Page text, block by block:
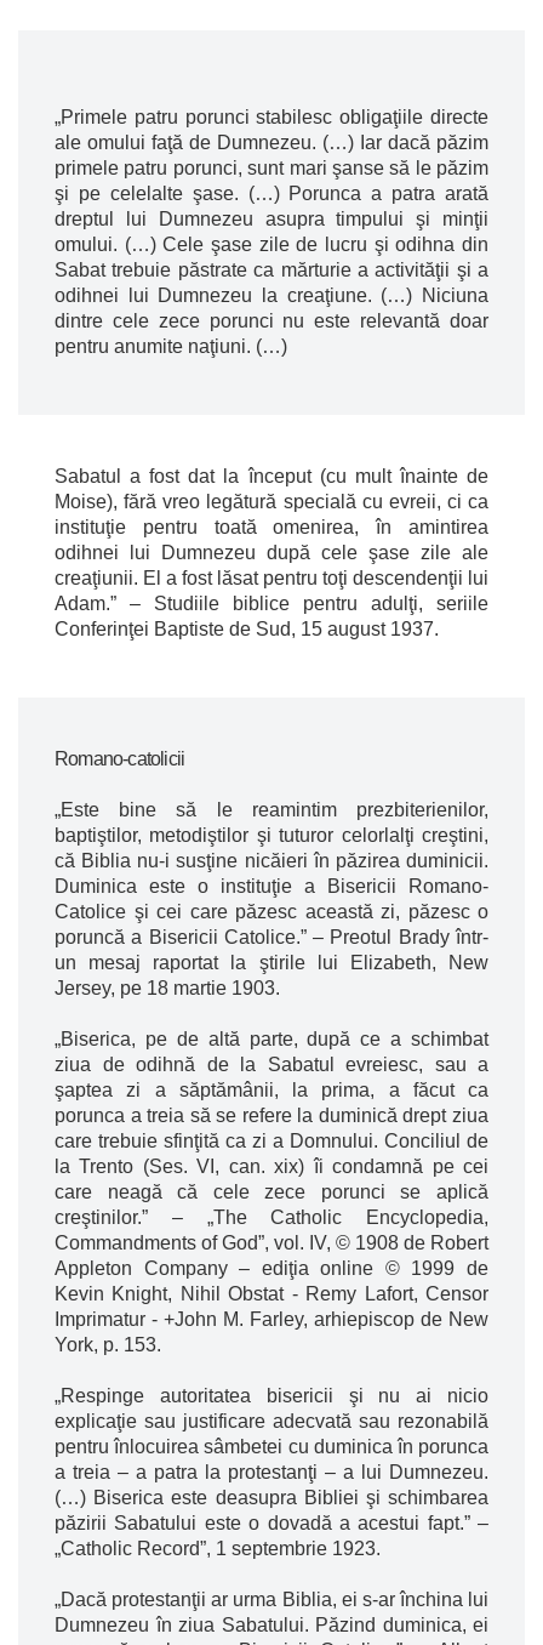
„Primele patru porunci stabilesc obligaţiile directe
ale omului faţă de Dumnezeu. (…) Iar dacă păzim
primele patru porunci, sunt mari şanse să le păzim
şi pe celelalte şase. (…) Porunca a patra arată
dreptul lui Dumnezeu asupra timpului şi minţii
omului. (…) Cele şase zile de lucru şi odihna din
Sabat trebuie păstrate ca mărturie a activităţii şi a
odihnei lui Dumnezeu la creaţiune. (…) Niciuna
dintre cele zece porunci nu este relevantă doar
pentru anumite naţiuni. (…)
Sabatul a fost dat la început (cu mult înainte de
Moise), fără vreo legătură specială cu evreii, ci ca
instituţie pentru toată omenirea, în amintirea
odihnei lui Dumnezeu după cele şase zile ale
creaţiunii. El a fost lăsat pentru toţi descendenţii lui
Adam.” – Studiile biblice pentru adulţi, seriile
Conferinţei Baptiste de Sud, 15 august 1937.
Romano-catolicii
„Este bine să le reamintim prezbiterienilor,
baptiştilor, metodiştilor şi tuturor celorlalţi creştini,
că Biblia nu-i susţine nicăieri în păzirea duminicii.
Duminica este o instituţie a Bisericii Romano-
Catolice şi cei care păzesc această zi, păzesc o
poruncă a Bisericii Catolice.” – Preotul Brady într-
un mesaj raportat la ştirile lui Elizabeth, New
Jersey, pe 18 martie 1903.
„Biserica, pe de altă parte, după ce a schimbat
ziua de odihnă de la Sabatul evreiesc, sau a
şaptea zi a săptămânii, la prima, a făcut ca
porunca a treia să se refere la duminică drept ziua
care trebuie sfinţită ca zi a Domnului. Conciliul de
la Trento (Ses. VI, can. xix) îi condamnă pe cei
care neagă că cele zece porunci se aplică
creştinilor.” – „The Catholic Encyclopedia,
Commandments of God”, vol. IV, © 1908 de Robert
Appleton Company – ediţia online © 1999 de
Kevin Knight, Nihil Obstat - Remy Lafort, Censor
Imprimatur - +John M. Farley, arhiepiscop de New
York, p. 153.
„Respinge autoritatea bisericii şi nu ai nicio
explicaţie sau justificare adecvată sau rezonabilă
pentru înlocuirea sâmbetei cu duminica în porunca
a treia – a patra la protestanţi – a lui Dumnezeu.
(…) Biserica este deasupra Bibliei şi schimbarea
păzirii Sabatului este o dovadă a acestui fapt.” –
„Catholic Record”, 1 septembrie 1923.
„Dacă protestanţii ar urma Biblia, ei s-ar închina lui
Dumnezeu în ziua Sabatului. Păzind duminica, ei